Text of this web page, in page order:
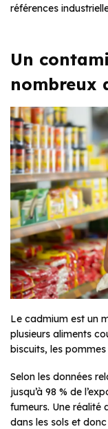
références
Un
nombreux
Le cadmium est un
plusieurs aliments
biscuits, les
Selon les données
jusqu’à 98 % de
fumeurs. Une réalité
dans les sols et